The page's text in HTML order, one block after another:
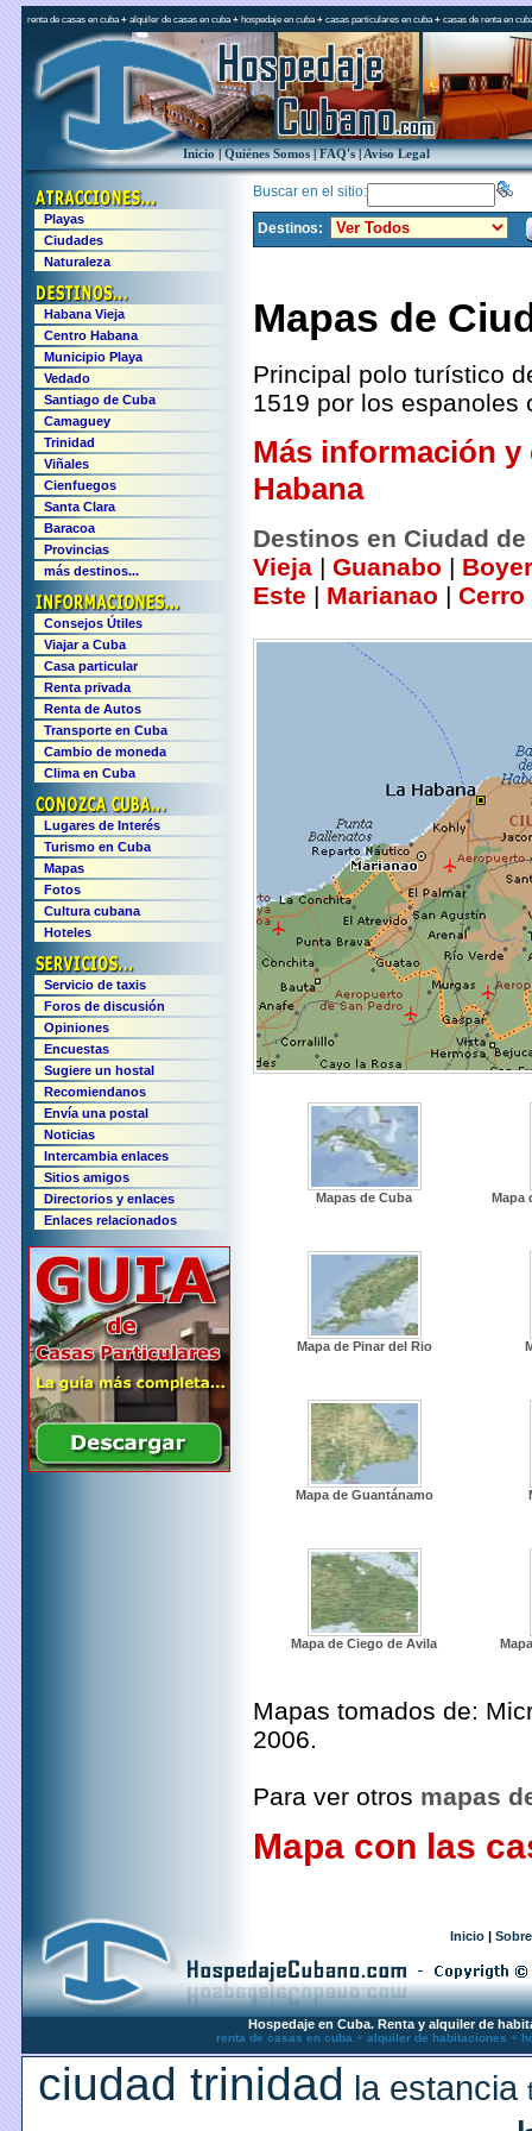
renta de casas en cuba+ alquiler de casas en cuba+ hospedaje en cuba+ casas particulares en cuba+ casas de renta en
Inicio|Quiénes Somos|FAQ's|Aviso Legal
Buscar en el sitio:
Destinos:
Mapas de
Principal polo turístico
1519 por los espanoles
Más información y
Habana
Destinos en Ciudad
Vieja | Guanabo |
Este | Marianao | Cerro
Mapas de Cuba Mapa
Mapa de Pinar del Rio
Mapa de Guantánamo
Mapa de Ciego de Avila
Mapas tomados de:
2006.
Para ver otros mapas
Mapa con las
Playas
Ciudades
Naturaleza
Habana Vieja
Centro Habana
Municipio Playa
Vedado
Santiago de Cuba
Camaguey
Trinidad
Viñales
Cienfuegos
Santa Clara
Baracoa
Provincias
más destinos...
Consejos Útiles
Viajar a Cuba
Casa particular
Renta privada
Renta de Autos
Transporte en Cuba
Cambio de moneda
Clima en Cuba
Lugares de Interés
Turismo en Cuba
Mapas
Fotos
Cultura cubana
Hoteles
Servicio de taxis
Foros de discusión
Opiniones
Encuestas
Sugiere un hostal
Recomiendanos
Envía una postal
Noticias
Intercambia enlaces
Sitios amigos
Directorios y enlaces
Enlaces relacionados
Inicio |
Hospedaje en Cuba. Renta y alquiler de
renta de casas en cuba + alquiler de habitaciones +
ciudad trinidad la estancia